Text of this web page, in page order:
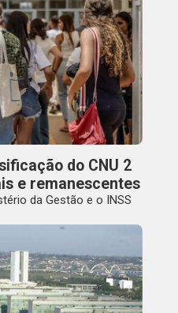
do CNU 2
e remanescentes
da Gestão e o INSS